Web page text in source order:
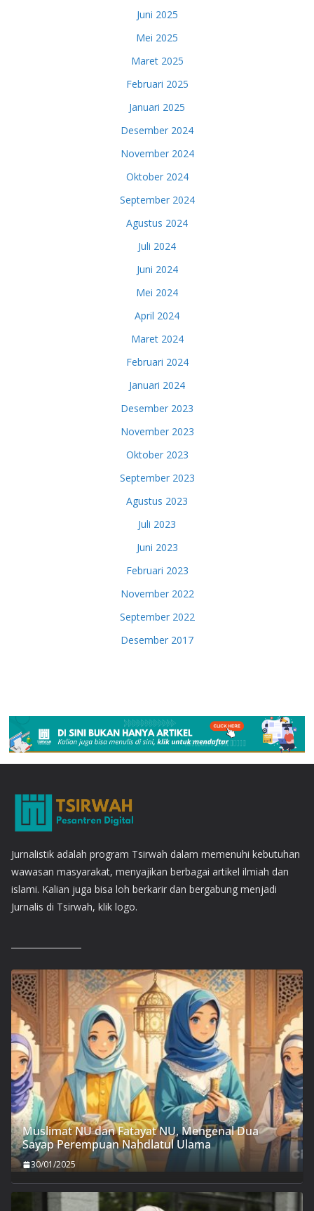
Juni 2025
Mei 2025
Maret 2025
Februari 2025
Januari 2025
Desember 2024
November 2024
Oktober 2024
September 2024
Agustus 2024
Juli 2024
Juni 2024
Mei 2024
April 2024
Maret 2024
Februari 2024
Januari 2024
Desember 2023
November 2023
Oktober 2023
September 2023
Agustus 2023
Juli 2023
Juni 2023
Februari 2023
November 2022
September 2022
Desember 2017
Jurnalistik adalah program Tsirwah dalam memenuhi kebutuhan
wawasan masyarakat, menyajikan berbagai artikel ilmiah dan
islami. Kalian juga bisa loh berkarir dan bergabung menjadi
Jurnalis di Tsirwah, klik logo.
Muslimat NU dan Fatayat NU, Mengenal Dua
Sayap Perempuan Nahdlatul Ulama
30/01/2025